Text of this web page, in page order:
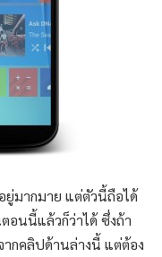
ยู่มากมาย แต่ตัวนี้ถือได้
อนนี้แล้วก็ว่าได้ ซึ่งถ้า
ากคลิปด้านล่างนี้ แต่ต้อง